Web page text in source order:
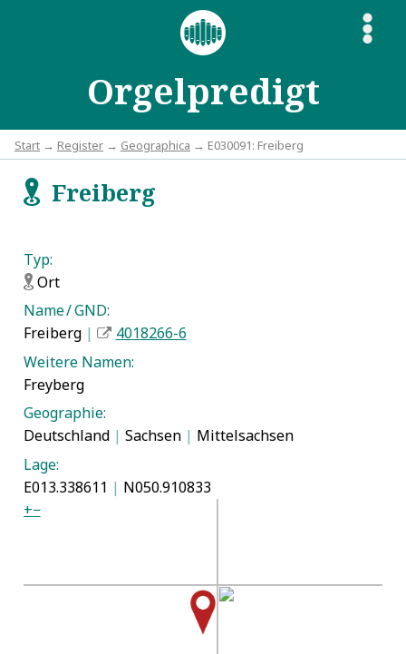
Orgelpredigt
S
Start → Register → Geographica → E030091: Freiberg
fFreiberg
Typ:
fOrt
Name / GND:
Freiberg |
4018266-6
Weitere Namen:
Freyberg
Geographie:
Deutschland | Sachsen | Mittelsachsen
Lage:
E013.338611 | N050.910833
+−